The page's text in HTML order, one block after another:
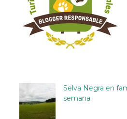
Selva Negra en
semana